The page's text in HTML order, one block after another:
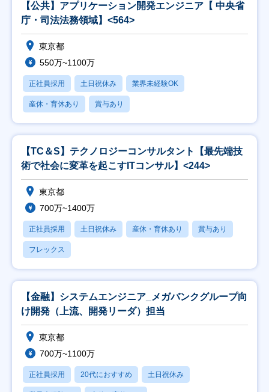
【公共】アプリケーション開発エンジニア【 中央省
庁・司法法務領域】<564>
東京都
550万~1100万
正社員採用 土日祝休み 業界未経験OK
産休・育休あり 賞与あり
【TC＆S】テクノロジーコンサルタント【最先端技
術で社会に変革を起こすITコンサル】<244>
東京都
700万~1400万
正社員採用 土日祝休み 産休・育休あり 賞与あり
フレックス
【金融】システムエンジニア_メガバンクグループ向
け開発（上流、開発リーダ）担当
東京都
700万~1100万
正社員採用 20代におすすめ 土日祝休み